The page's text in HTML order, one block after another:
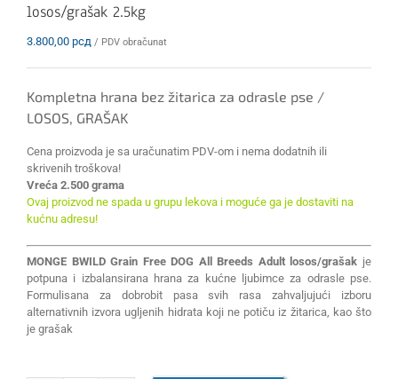
losos/grašak 2.5kg
3.800,00 рсд / PDV obračunat
Kompletna hrana bez žitarica za odrasle pse /
LOSOS, GRAŠAK
Cena proizvoda je sa uračunatim PDV-om i nema dodatnih ili
skrivenih troškova!
Vreća 2.500 grama
Ovaj proizvod ne spada u grupu lekova i moguće ga je dostaviti na
kućnu adresu!
MONGE BWILD Grain Free DOG All Breeds Adult losos/grašak je
potpuna i izbalansirana hrana za kućne ljubimce za odrasle pse.
Formulisana za dobrobit pasa svih rasa zahvaljujući izboru
alternativnih izvora ugljenih hidrata koji ne potiču iz žitarica, kao što
je grašak